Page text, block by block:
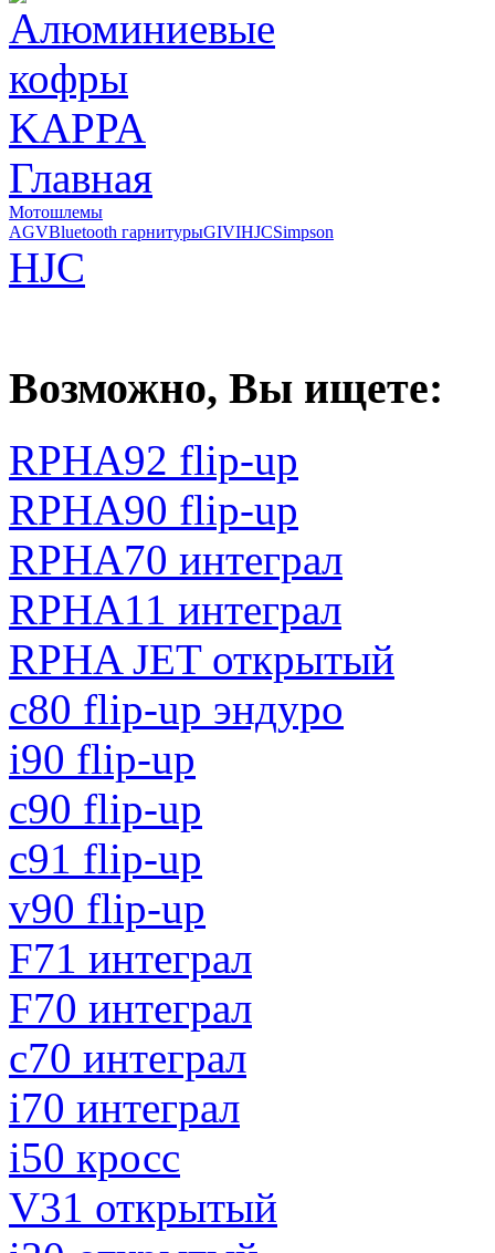
Главная
Мотошлемы
AGVBluetooth гарнитурыGIVIHJCSimpson
HJC
Возможно, Вы ищете:
RPHA92 flip-up
RPHA90 flip-up
RPHA70 интеграл
RPHA11 интеграл
RPHA JET открытый
с80 flip-up эндуро
i90 flip-up
c90 flip-up
c91 flip-up
v90 flip-up
F71 интеграл
F70 интеграл
c70 интеграл
i70 интеграл
i50 кросс
V31 открытый